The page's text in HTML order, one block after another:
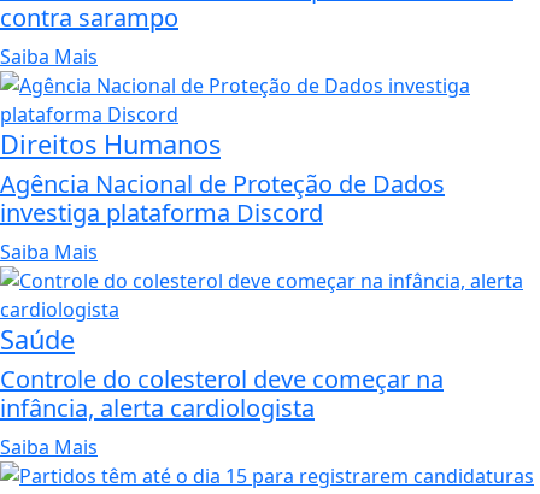
contra sarampo
Saiba Mais
Direitos Humanos
Agência Nacional de Proteção de Dados
investiga plataforma Discord
Saiba Mais
Saúde
Controle do colesterol deve começar na
infância, alerta cardiologista
Saiba Mais